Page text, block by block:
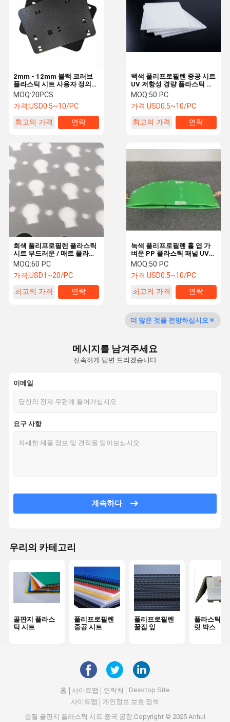
제품 소개 회사 소개 공장 투어
품질 관리 연락처 뉴스 모든 케이스
골판지 플라스틱 시트
폴리프로필렌 중공 시트
폴리프로필렌 꿀집 잎
플라스틱제 팰릿 박스
플라스틱 접을 수있는 상자
맞춤형 플라스틱 보드
플라스틱 재사용 가능한 상자
백색 폴리프로필렌 중공 시트
UV 저항성 경량 플라스틱 보
드 내압성
MOQ:50 PC
가격:USD0.5~10/PC
최고의 가격
연락
2mm - 12mm 블랙 코러브
플라스틱 시트 사용자 정의
PP 플라스틱 보드
MOQ:20PCS
가격:USD0.5~10/PC
최고의 가격
연락
녹색 폴리프로필렌 홀 엽 가
벼운 PP 플라스틱 패널 UV
저항성
MOQ:50 PC
가격:USD0.5~10/PC
최고의 가격
연락
회색 폴리프로필렌 플라스틱
시트 부드러운 / 매트 플라스
틱 PP 시트
MOQ:60 PC
가격:USD1~20/PC
최고의 가격
연락
더 많은 것을 전망하십시오
메시지를 남겨주세요
신속하게 답변 드리겠습니다
이메일
요구 사항
계속하다
우리의 카테고리
골판지 플라스
틱 시트
폴리프로필렌
중공 시트
폴리프로필렌
꿀집 잎
플라스틱제
릿 박스
홈 사이트맵 연락처
Desktop Site
사이트맵
개인정보 보호 정책
품질 골판지 플라스틱 시트 중국 공장.Copyright © 2025 Anhui